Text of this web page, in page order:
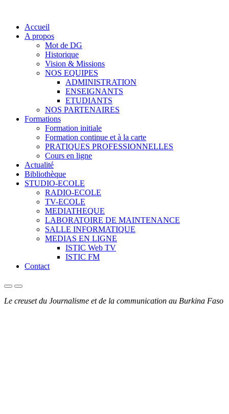
Accueil
A propos
Mot de DG
Historique
Vision & Missions
NOS EQUIPES
ADMINISTRATION
ENSEIGNANTS
ETUDIANTS
NOS PARTENAIRES
Formations
Formation initiale
Formation continue et à la carte
PRATIQUES PROFESSIONNELLES
Cours en ligne
Actualité
Bibliothèque
STUDIO-ECOLE
RADIO-ECOLE
TV-ECOLE
MEDIATHEQUE
LABORATOIRE DE MAINTENANCE
SALLE INFORMATIQUE
MEDIAS EN LIGNE
ISTIC Web TV
ISTIC FM
Contact
Le creuset du Journalisme et de la communication au Burkina Faso